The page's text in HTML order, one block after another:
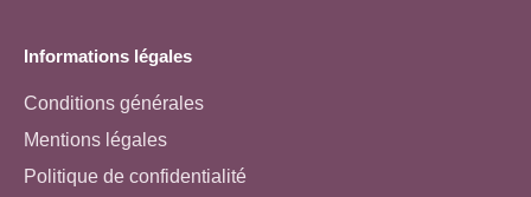
Informations légales
Conditions générales
Mentions légales
Politique de confidentialité